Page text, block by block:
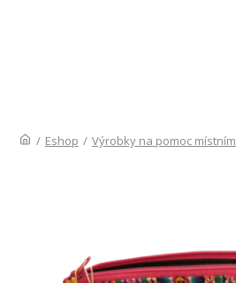
/ Eshop / Výrobky na pomoc místním